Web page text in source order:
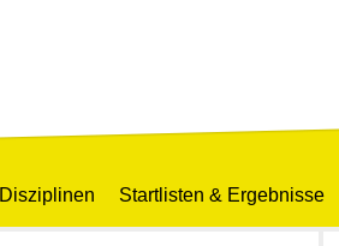
Disziplinen Startlisten & Ergebnisse